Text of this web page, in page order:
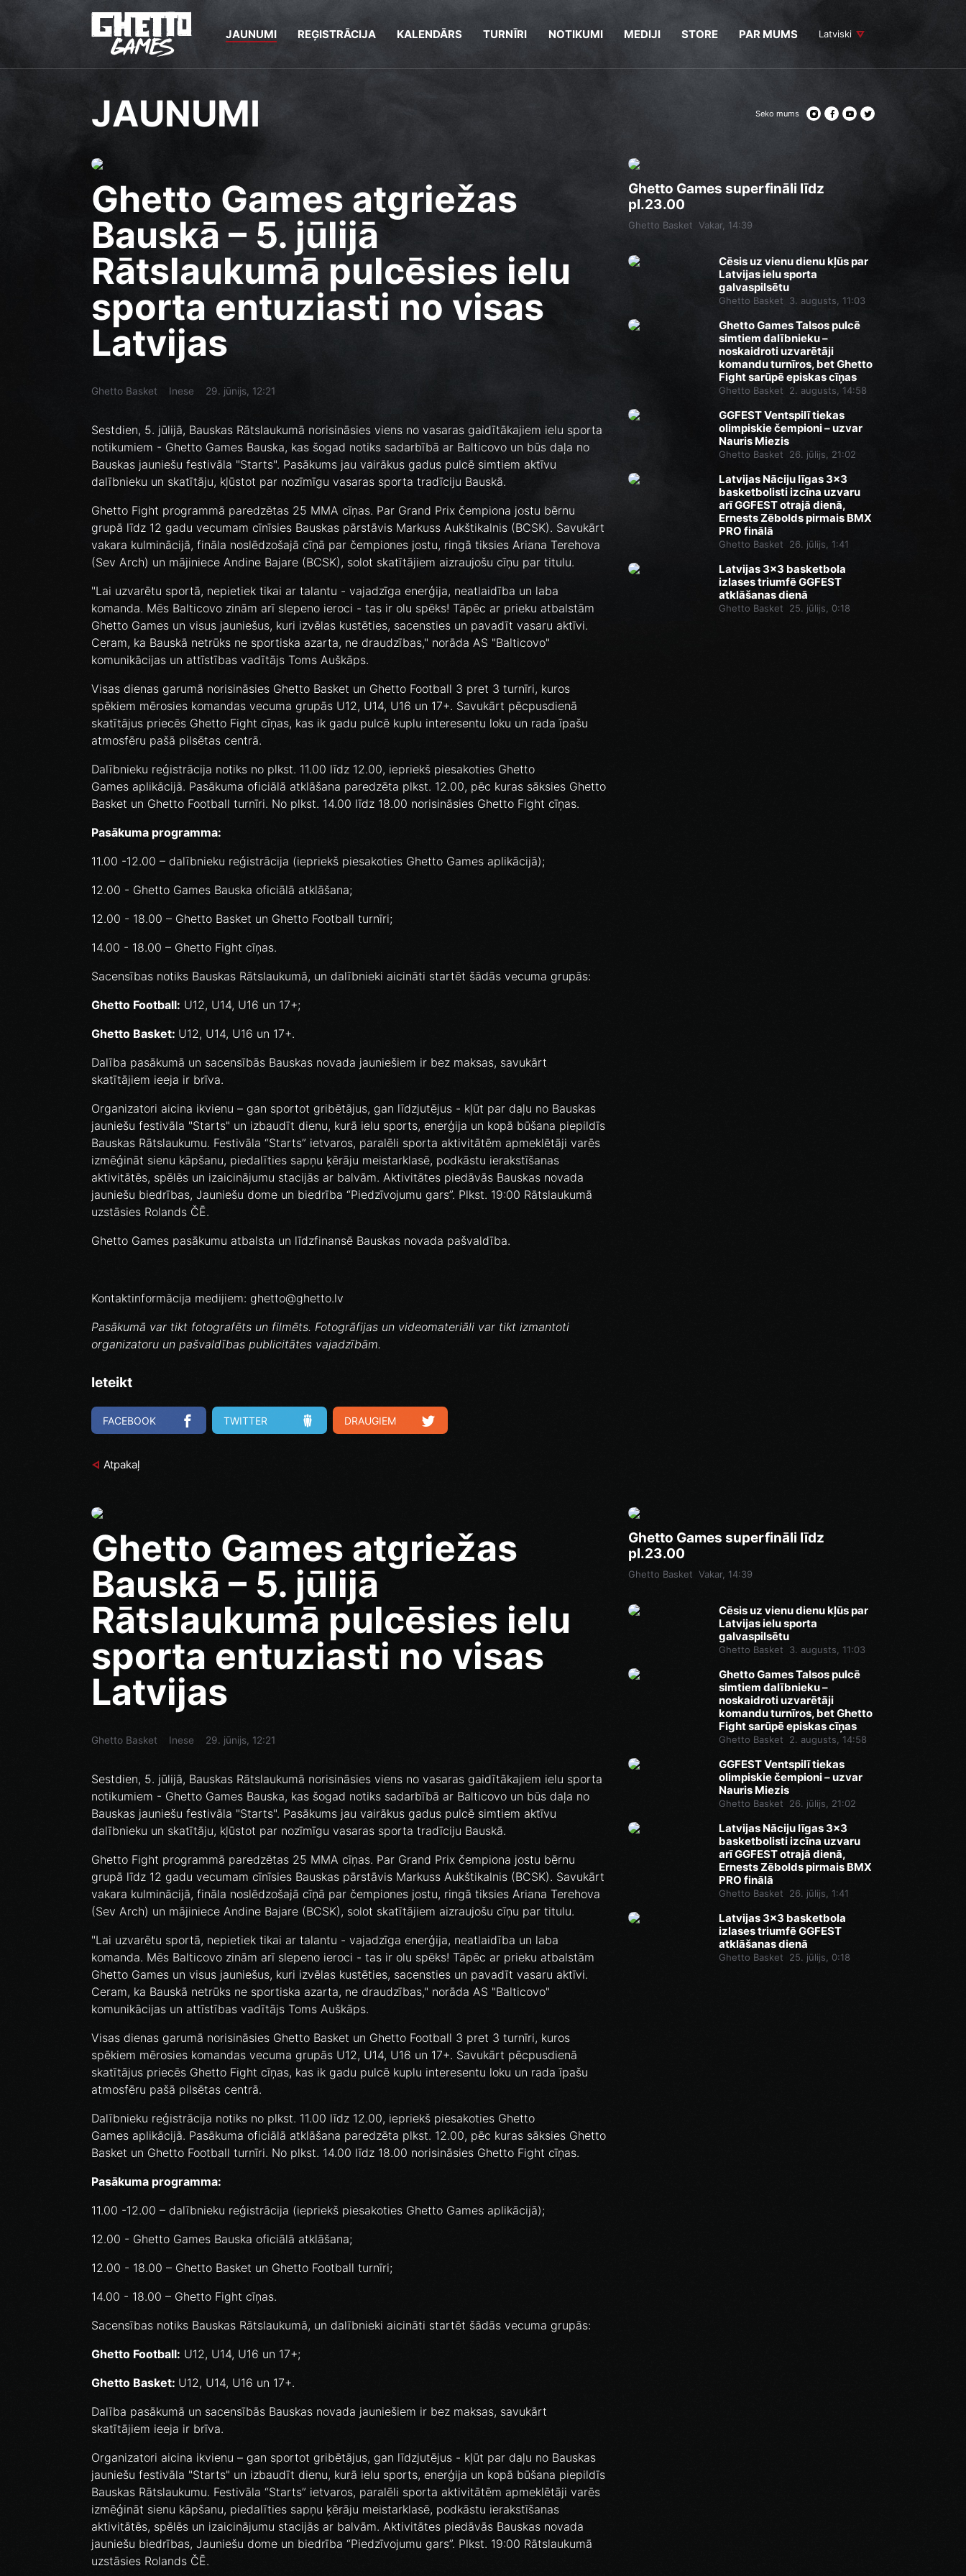
JAUNUMI REĢISTRĀCIJA KALENDĀRS TURNĪRI NOTIKUMI MEDIJI STORE PAR MUMS Latviski
JAUNUMI Seko mums
Ghetto Games atgriežas
Bauskā – 5. jūlijā
Rātslaukumā pulcēsies ielu
sporta entuziasti no visas
Latvijas
Ghetto Basket Inese 29. jūnijs, 12:21
Sestdien, 5. jūlijā, Bauskas Rātslaukumā norisināsies viens no vasaras gaidītākajiem ielu sporta
notikumiem - Ghetto Games Bauska, kas šogad notiks sadarbībā ar Balticovo un būs daļa no
Bauskas jauniešu festivāla "Starts". Pasākums jau vairākus gadus pulcē simtiem aktīvu
dalībnieku un skatītāju, kļūstot par nozīmīgu vasaras sporta tradīciju Bauskā.
Ghetto Fight programmā paredzētas 25 MMA cīņas. Par Grand Prix čempiona jostu bērnu
grupā līdz 12 gadu vecumam cīnīsies Bauskas pārstāvis Markuss Aukštikalnis (BCSK). Savukārt
vakara kulminācijā, fināla noslēdzošajā cīņā par čempiones jostu, ringā tiksies Ariana Terehova
(Sev Arch) un mājiniece Andine Bajare (BCSK), solot skatītājiem aizraujošu cīņu par titulu.
"Lai uzvarētu sportā, nepietiek tikai ar talantu - vajadzīga enerģija, neatlaidība un laba
komanda. Mēs Balticovo zinām arī slepeno ieroci - tas ir olu spēks! Tāpēc ar prieku atbalstām
Ghetto Games un visus jauniešus, kuri izvēlas kustēties, sacensties un pavadīt vasaru aktīvi.
Ceram, ka Bauskā netrūks ne sportiska azarta, ne draudzības," norāda AS "Balticovo"
komunikācijas un attīstības vadītājs Toms Auškāps.
Visas dienas garumā norisināsies Ghetto Basket un Ghetto Football 3 pret 3 turnīri, kuros
spēkiem mērosies komandas vecuma grupās U12, U14, U16 un 17+. Savukārt pēcpusdienā
skatītājus priecēs Ghetto Fight cīņas, kas ik gadu pulcē kuplu interesentu loku un rada īpašu
atmosfēru pašā pilsētas centrā.
Dalībnieku reģistrācija notiks no plkst. 11.00 līdz 12.00, iepriekš piesakoties Ghetto
Games aplikācijā. Pasākuma oficiālā atklāšana paredzēta plkst. 12.00, pēc kuras sāksies Ghetto
Basket un Ghetto Football turnīri. No plkst. 14.00 līdz 18.00 norisināsies Ghetto Fight cīņas.
Pasākuma programma:
11.00 -12.00 – dalībnieku reģistrācija (iepriekš piesakoties Ghetto Games aplikācijā);
12.00 - Ghetto Games Bauska oficiālā atklāšana;
12.00 - 18.00 – Ghetto Basket un Ghetto Football turnīri;
14.00 - 18.00 – Ghetto Fight cīņas.
Sacensības notiks Bauskas Rātslaukumā, un dalībnieki aicināti startēt šādās vecuma grupās:
Ghetto Football: U12, U14, U16 un 17+;
Ghetto Basket: U12, U14, U16 un 17+.
Dalība pasākumā un sacensībās Bauskas novada jauniešiem ir bez maksas, savukārt
skatītājiem ieeja ir brīva.
Organizatori aicina ikvienu – gan sportot gribētājus, gan līdzjutējus - kļūt par daļu no Bauskas
jauniešu festivāla "Starts" un izbaudīt dienu, kurā ielu sports, enerģija un kopā būšana piepildīs
Bauskas Rātslaukumu. Festivāla “Starts” ietvaros, paralēli sporta aktivitātēm apmeklētāji varēs
izmēģināt sienu kāpšanu, piedalīties sapņu ķērāju meistarklasē, podkāstu ierakstīšanas
aktivitātēs, spēlēs un izaicinājumu stacijās ar balvām. Aktivitātes piedāvās Bauskas novada
jauniešu biedrības, Jauniešu dome un biedrība “Piedzīvojumu gars”. Plkst. 19:00 Rātslaukumā
uzstāsies Rolands ČĒ.
Ghetto Games pasākumu atbalsta un līdzfinansē Bauskas novada pašvaldība.
Kontaktinformācija medijiem: ghetto@ghetto.lv
Pasākumā var tikt fotografēts un filmēts. Fotogrāfijas un videomateriāli var tikt izmantoti
organizatoru un pašvaldības publicitātes vajadzībām.
Ieteikt
FACEBOOK TWITTER DRAUGIEM
Atpakaļ
Ghetto Games superfināli līdz
pl.23.00
Ghetto Basket Vakar, 14:39
Cēsis uz vienu dienu kļūs par
Latvijas ielu sporta
galvaspilsētu
Ghetto Basket 3. augusts, 11:03
Ghetto Games Talsos pulcē
simtiem dalībnieku –
noskaidroti uzvarētāji
komandu turnīros, bet Ghetto
Fight sarūpē episkas cīņas
Ghetto Basket 2. augusts, 14:58
GGFEST Ventspilī tiekas
olimpiskie čempioni – uzvar
Nauris Miezis
Ghetto Basket 26. jūlijs, 21:02
Latvijas Nāciju līgas 3x3
basketbolisti izcīna uzvaru
arī GGFEST otrajā dienā,
Ernests Zēbolds pirmais BMX
PRO finālā
Ghetto Basket 26. jūlijs, 1:41
Latvijas 3x3 basketbola
izlases triumfē GGFEST
atklāšanas dienā
Ghetto Basket 25. jūlijs, 0:18
Ghetto Games atgriežas
Bauskā – 5. jūlijā
Rātslaukumā pulcēsies ielu
sporta entuziasti no visas
Latvijas
Ghetto Basket Inese 29. jūnijs, 12:21
Sestdien, 5. jūlijā, Bauskas Rātslaukumā norisināsies viens no vasaras gaidītākajiem ielu sporta
notikumiem - Ghetto Games Bauska, kas šogad notiks sadarbībā ar Balticovo un būs daļa no
Bauskas jauniešu festivāla "Starts". Pasākums jau vairākus gadus pulcē simtiem aktīvu
dalībnieku un skatītāju, kļūstot par nozīmīgu vasaras sporta tradīciju Bauskā.
Ghetto Fight programmā paredzētas 25 MMA cīņas. Par Grand Prix čempiona jostu bērnu
grupā līdz 12 gadu vecumam cīnīsies Bauskas pārstāvis Markuss Aukštikalnis (BCSK). Savukārt
vakara kulminācijā, fināla noslēdzošajā cīņā par čempiones jostu, ringā tiksies Ariana Terehova
(Sev Arch) un mājiniece Andine Bajare (BCSK), solot skatītājiem aizraujošu cīņu par titulu.
"Lai uzvarētu sportā, nepietiek tikai ar talantu - vajadzīga enerģija, neatlaidība un laba
komanda. Mēs Balticovo zinām arī slepeno ieroci - tas ir olu spēks! Tāpēc ar prieku atbalstām
Ghetto Games un visus jauniešus, kuri izvēlas kustēties, sacensties un pavadīt vasaru aktīvi.
Ceram, ka Bauskā netrūks ne sportiska azarta, ne draudzības," norāda AS "Balticovo"
komunikācijas un attīstības vadītājs Toms Auškāps.
Visas dienas garumā norisināsies Ghetto Basket un Ghetto Football 3 pret 3 turnīri, kuros
spēkiem mērosies komandas vecuma grupās U12, U14, U16 un 17+. Savukārt pēcpusdienā
skatītājus priecēs Ghetto Fight cīņas, kas ik gadu pulcē kuplu interesentu loku un rada īpašu
atmosfēru pašā pilsētas centrā.
Dalībnieku reģistrācija notiks no plkst. 11.00 līdz 12.00, iepriekš piesakoties Ghetto
Games aplikācijā. Pasākuma oficiālā atklāšana paredzēta plkst. 12.00, pēc kuras sāksies Ghetto
Basket un Ghetto Football turnīri. No plkst. 14.00 līdz 18.00 norisināsies Ghetto Fight cīņas.
Pasākuma programma:
11.00 -12.00 – dalībnieku reģistrācija (iepriekš piesakoties Ghetto Games aplikācijā);
12.00 - Ghetto Games Bauska oficiālā atklāšana;
12.00 - 18.00 – Ghetto Basket un Ghetto Football turnīri;
14.00 - 18.00 – Ghetto Fight cīņas.
Sacensības notiks Bauskas Rātslaukumā, un dalībnieki aicināti startēt šādās vecuma grupās:
Ghetto Football: U12, U14, U16 un 17+;
Ghetto Basket: U12, U14, U16 un 17+.
Dalība pasākumā un sacensībās Bauskas novada jauniešiem ir bez maksas, savukārt
skatītājiem ieeja ir brīva.
Organizatori aicina ikvienu – gan sportot gribētājus, gan līdzjutējus - kļūt par daļu no Bauskas
jauniešu festivāla "Starts" un izbaudīt dienu, kurā ielu sports, enerģija un kopā būšana piepildīs
Bauskas Rātslaukumu. Festivāla “Starts” ietvaros, paralēli sporta aktivitātēm apmeklētāji varēs
izmēģināt sienu kāpšanu, piedalīties sapņu ķērāju meistarklasē, podkāstu ierakstīšanas
aktivitātēs, spēlēs un izaicinājumu stacijās ar balvām. Aktivitātes piedāvās Bauskas novada
jauniešu biedrības, Jauniešu dome un biedrība “Piedzīvojumu gars”. Plkst. 19:00 Rātslaukumā
uzstāsies Rolands ČĒ.
Ghetto Games superfināli līdz
pl.23.00
Ghetto Basket Vakar, 14:39
Cēsis uz vienu dienu kļūs par
Latvijas ielu sporta
galvaspilsētu
Ghetto Basket 3. augusts, 11:03
Ghetto Games Talsos pulcē
simtiem dalībnieku –
noskaidroti uzvarētāji
komandu turnīros, bet Ghetto
Fight sarūpē episkas cīņas
Ghetto Basket 2. augusts, 14:58
GGFEST Ventspilī tiekas
olimpiskie čempioni – uzvar
Nauris Miezis
Ghetto Basket 26. jūlijs, 21:02
Latvijas Nāciju līgas 3x3
basketbolisti izcīna uzvaru
arī GGFEST otrajā dienā,
Ernests Zēbolds pirmais BMX
PRO finālā
Ghetto Basket 26. jūlijs, 1:41
Latvijas 3x3 basketbola
izlases triumfē GGFEST
atklāšanas dienā
Ghetto Basket 25. jūlijs, 0:18